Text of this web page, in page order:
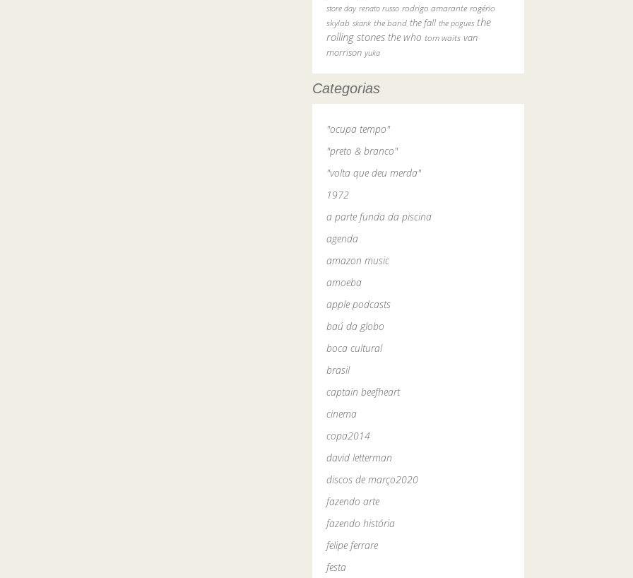
store day renato russo rodrigo amarante rogério
skylab skank the band the fall the pogues the
rolling stones the who tom waits van
morrison yuka
Categorias
"ocupa tempo"
"preto & branco"
"volta que deu merda"
1972
a parte funda da piscina
agenda
amazon music
amoeba
apple podcasts
baú da globo
boca cultural
brasil
captain beefheart
cinema
copa2014
david letterman
discos de março2020
fazendo arte
fazendo história
felipe ferrare
festa